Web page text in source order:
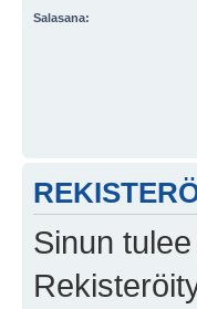
Salasana:
Sinun